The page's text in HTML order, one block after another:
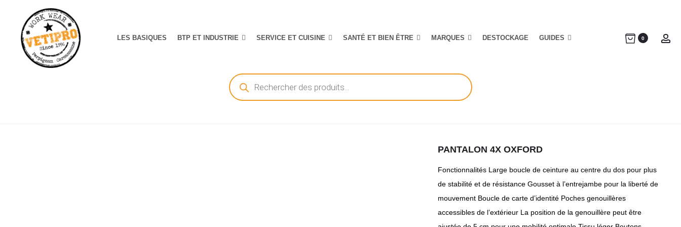
LES BASIQUES BTP ET INDUSTRIE SERVICE ET CUISINE SANTÉ ET BIEN ÊTRE MARQUES DESTOCKAGE GUIDES 0
Recherche
de
produits
PANTALON 4X OXFORD
Fonctionnalités Large boucle de ceinture au centre du dos pour plus
de stabilité et de résistance Gousset à l’entrejambe pour la liberté de
mouvement Boucle de carte d’identité Poches genouillères
accessibles de l’extérieur La position de la genouillère peut être